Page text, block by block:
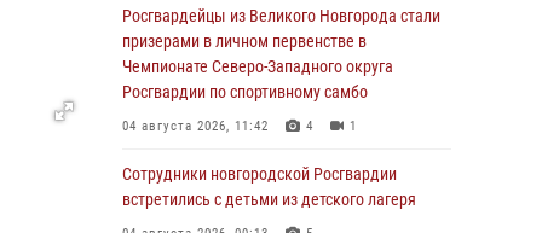
Росгвардейцы из Великого Новгорода стали
призерами в личном первенстве в
Чемпионате Северо-Западного округа
Росгвардии по спортивному самбо
04 августа 2026, 11:42 4 1
Сотрудники новгородской Росгвардии
встретились с детьми из детского лагеря